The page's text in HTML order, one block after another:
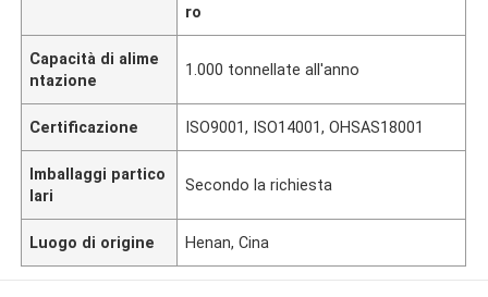
ro
Capacità di alime
ntazione
1.000 tonnellate all'anno
Certificazione ISO9001, ISO14001, OHSAS18001
Imballaggi partico
lari
Secondo la richiesta
Luogo di origine Henan, Cina